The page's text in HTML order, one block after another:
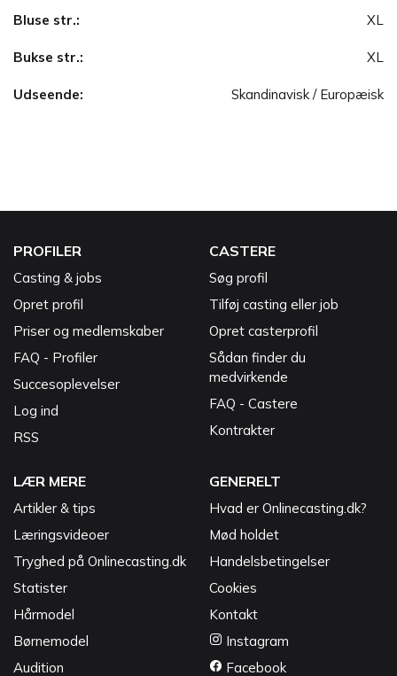
Bluse str.: XL
Bukse str.: XL
Udseende: Skandinavisk / Europæisk
PROFILER
Casting & jobs
Opret profil
Priser og medlemskaber
FAQ - Profiler
Succesoplevelser
Log ind
RSS
CASTERE
Søg profil
Tilføj casting eller job
Opret casterprofil
Sådan finder du
medvirkende
FAQ - Castere
Kontrakter
LÆR MERE
Artikler & tips
Læringsvideoer
Tryghed på Onlinecasting.dk
Statister
Hårmodel
Børnemodel
Audition
GENERELT
Hvad er Onlinecasting.dk?
Mød holdet
Handelsbetingelser
Cookies
Kontakt
Instagram
Facebook